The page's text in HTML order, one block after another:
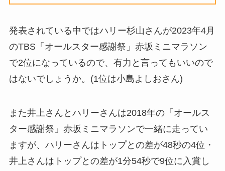
発表されている中ではハリー杉山さんが2023年4月
のTBS「オールスター感謝祭」赤坂ミニマラソン
で2位になっているので、有力と言ってもいいので
はないでしょうか。(1位は小島よしおさん)
また井上さんとハリーさんは2018年の「オールス
ター感謝祭」赤坂ミニマラソンで一緒に走ってい
ますが、ハリーさんはトップとの差が48秒の4位・
井上さんはトップとの差が1分54秒で9位に入賞し